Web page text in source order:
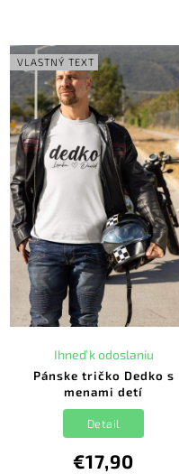
VLASTNÝ TEXT
Pánske tričko Dedko s
menami detí
Ihneď k odoslaniu
€17,90
Detail